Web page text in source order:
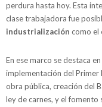
perdura hasta hoy. Esta
clase trabajadora fue
industrialización como el
En ese marco se destaca
implementación del Primer
obra pública, creación del
ley de carnes, y el fomento